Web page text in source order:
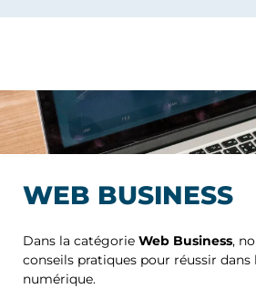
WEB BUSINESS
Dans la catégorie Web Business,
conseils pratiques pour réussir dans
numérique.